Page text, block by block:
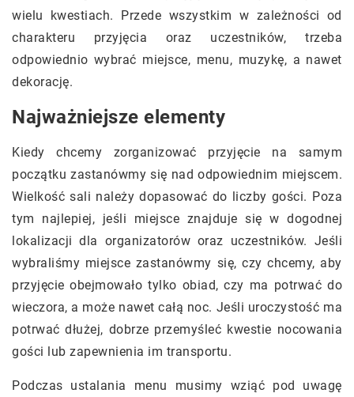
wielu kwestiach. Przede wszystkim w zależności od
charakteru przyjęcia oraz uczestników, trzeba
odpowiednio wybrać miejsce, menu, muzykę, a nawet
dekorację.
Najważniejsze elementy
Kiedy chcemy zorganizować przyjęcie na samym
początku zastanówmy się nad odpowiednim miejscem.
Wielkość sali należy dopasować do liczby gości. Poza
tym najlepiej, jeśli miejsce znajduje się w dogodnej
lokalizacji dla organizatorów oraz uczestników. Jeśli
wybraliśmy miejsce zastanówmy się, czy chcemy, aby
przyjęcie obejmowało tylko obiad, czy ma potrwać do
wieczora, a może nawet całą noc. Jeśli uroczystość ma
potrwać dłużej, dobrze przemyśleć kwestie nocowania
gości lub zapewnienia im transportu.
Podczas ustalania menu musimy wziąć pod uwagę